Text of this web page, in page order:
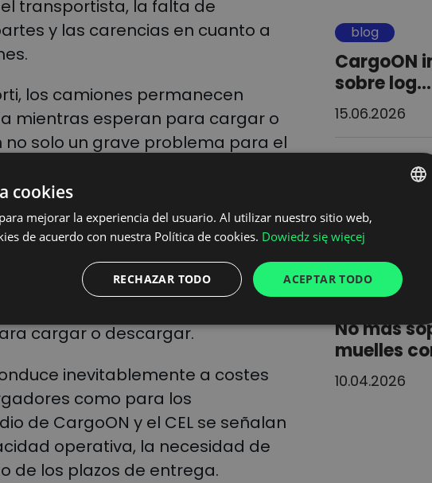
transportista, la falta de
y las carencias en cuanto a
los camiones permanecen
mientras esperan para cargar o
solo un grave problema para el
para toda la cadena de
Estas largas esperas generan
que rara vez se
vía española para penalizar las
referencia a las palabras del
que este país podría seguir a
cargadores que hacen esperar
cargar o descargar.
inevitablemente a costes
como para los
de CargoON y el CEL se señalan
operativa, la necesidad de
de los plazos de entrega.
blog
CargoON
sobre log...
15.06.2026
CargoON
Digitaliza
14.05.2026
blog
No más
muelles
10.04.2026
POLISH
GERMAN
UKRAINIAN
SPANISH
ITALIAN
FRENCH
cookies
mejorar la experiencia del usuario. Al utilizar nuestro sitio web,
de acuerdo con nuestra Política de cookies. Dowiedz się więcej
ACEPTAR TODO
RECHAZAR TODO